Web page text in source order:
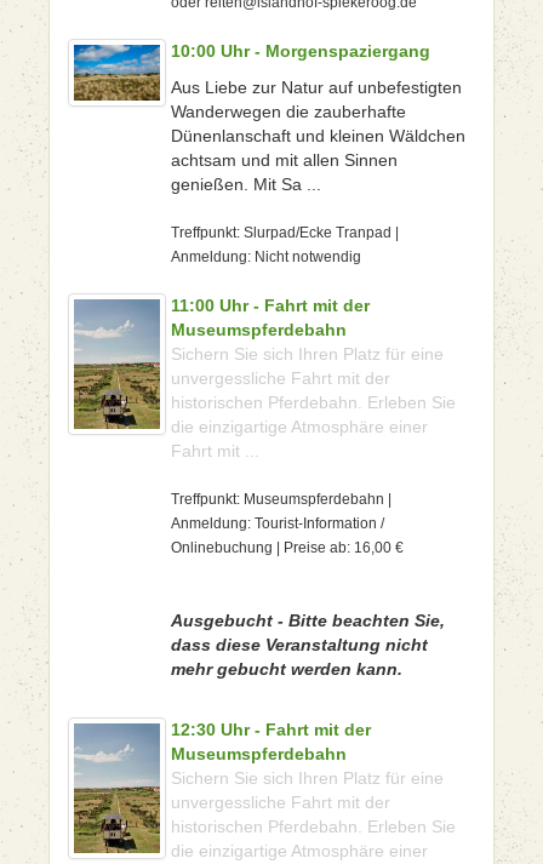
10:00 Uhr - Morgenspaziergang
Aus Liebe zur Natur auf unbefestigten
Wanderwegen die zauberhafte
Dünenlanschaft und kleinen Wäldchen
achtsam und mit allen Sinnen
genießen. Mit Sa ...
Treffpunkt: Slurpad/Ecke Tranpad |
Anmeldung: Nicht notwendig
11:00 Uhr - Fahrt mit der
Museumspferdebahn
Sichern Sie sich Ihren Platz für eine
unvergessliche Fahrt mit der
historischen Pferdebahn. Erleben Sie
die einzigartige Atmosphäre einer
Fahrt mit ...
Treffpunkt: Museumspferdebahn |
Anmeldung: Tourist-Information /
Onlinebuchung | Preise ab: 16,00 €
Ausgebucht - Bitte beachten Sie,
dass diese Veranstaltung nicht
mehr gebucht werden kann.
12:30 Uhr - Fahrt mit der
Museumspferdebahn
Sichern Sie sich Ihren Platz für eine
unvergessliche Fahrt mit der
historischen Pferdebahn. Erleben Sie
die einzigartige Atmosphäre einer